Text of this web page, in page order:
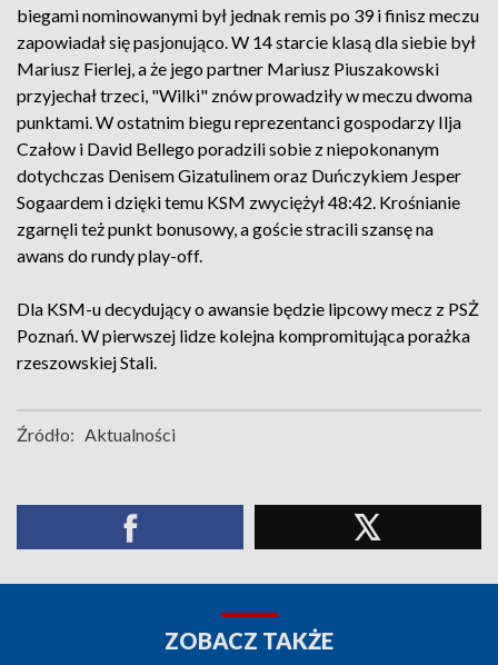
biegami nominowanymi był jednak remis po 39 i finisz meczu
zapowiadał się pasjonująco. W 14 starcie klasą dla siebie był
Mariusz Fierlej, a że jego partner Mariusz Piuszakowski
przyjechał trzeci, "Wilki" znów prowadziły w meczu dwoma
punktami. W ostatnim biegu reprezentanci gospodarzy Ilja
Czałow i David Bellego poradzili sobie z niepokonanym
dotychczas Denisem Gizatulinem oraz Duńczykiem Jesper
Sogaardem i dzięki temu KSM zwyciężył 48:42. Krośnianie
zgarnęli też punkt bonusowy, a goście stracili szansę na
awans do rundy play-off.
Dla KSM-u decydujący o awansie będzie lipcowy mecz z PSŻ
Poznań. W pierwszej lidze kolejna kompromitująca porażka
rzeszowskiej Stali.
Źródło: Aktualności
ZOBACZ TAKŻE